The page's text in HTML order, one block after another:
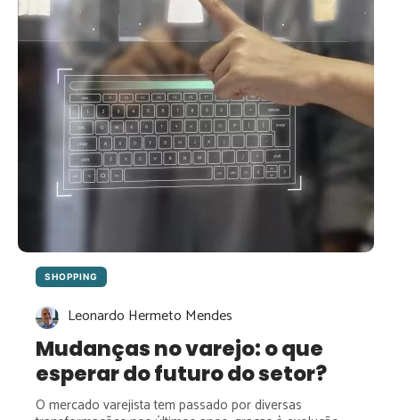
SHOPPING
Leonardo Hermeto Mendes
Mudanças no varejo: o que
esperar do futuro do setor?
O mercado varejista tem passado por diversas